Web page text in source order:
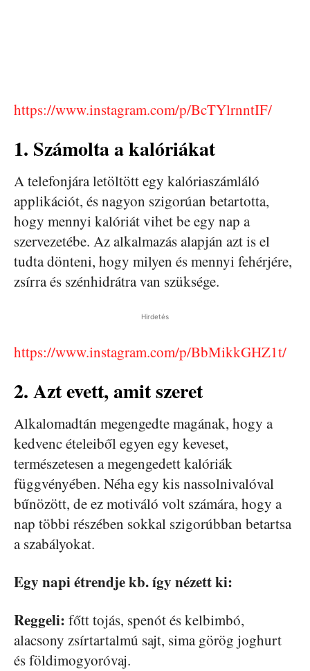
https://www.instagram.com/p/BcTYlrnntIF/
1. Számolta a kalóriákat
A telefonjára letöltött egy kalóriaszámláló
applikációt, és nagyon szigorúan betartotta,
hogy mennyi kalóriát vihet be egy nap a
szervezetébe. Az alkalmazás alapján azt is el
tudta dönteni, hogy milyen és mennyi fehérjére,
zsírra és szénhidrátra van szüksége.
Hirdetés
https://www.instagram.com/p/BbMikkGHZ1t/
2. Azt evett, amit szeret
Alkalomadtán megengedte magának, hogy a
kedvenc ételeiből egyen egy keveset,
természetesen a megengedett kalóriák
függvényében. Néha egy kis nassolnivalóval
bűnözött, de ez motiváló volt számára, hogy a
nap többi részében sokkal szigorúbban betartsa
a szabályokat.
Egy napi étrendje kb. így nézett ki:
Reggeli: főtt tojás, spenót és kelbimbó,
alacsony zsírtartalmú sajt, sima görög joghurt
és földimogyoróvaj.